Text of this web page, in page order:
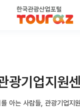
광기업지원
아는 사람들, 관광기업지